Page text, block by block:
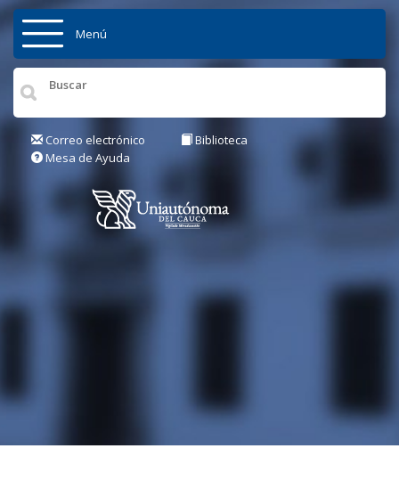
Pasar al contenido principal
Inicio
Institución
Posgrados
Menú
Correo electrónico
Biblioteca
Mesa de Ayuda